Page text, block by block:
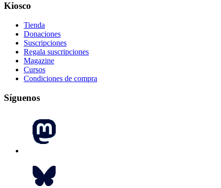
Kiosco
Tienda
Donaciones
Suscripciones
Regala suscripciones
Magazine
Cursos
Condiciones de compra
Síguenos